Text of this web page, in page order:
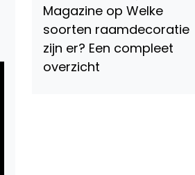
Magazine op Welke
soorten raamdecoratie
zijn er? Een compleet
overzicht